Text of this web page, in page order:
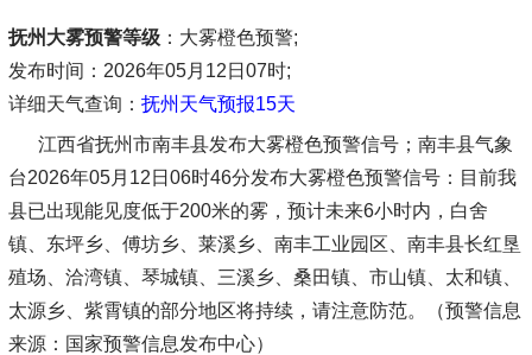
抚州大雾预警等级：大雾橙色预警;
发布时间 ：2026年05月12日07时;
详细天气查询： 抚州天气预报15天
江西省抚州市南丰县发布大雾橙色预警信号；南丰县气象
台2026年05月12日06时46分发布大雾橙色预警信号：目前我
县已出现能见度低于200米的雾，预计未来6小时内，白舍
镇、东坪乡、傅坊乡、莱溪乡、南丰工业园区、南丰县长红垦
殖场、洽湾镇、琴城镇、三溪乡、桑田镇、市山镇、太和镇、
太源乡、紫霄镇的部分地区将持续，请注意防范。（预警信息
来源：国家预警信息发布中心）